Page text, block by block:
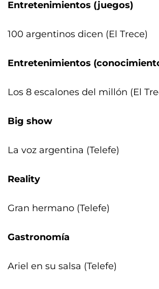
Entretenimientos (juegos)
100 argentinos dicen (El Trece)
Entretenimientos
Los 8 escalones del millón (El
Big show
La voz argentina (Telefe)
Reality
Gran hermano (Telefe)
Gastronomía
Ariel en su salsa (Telefe)